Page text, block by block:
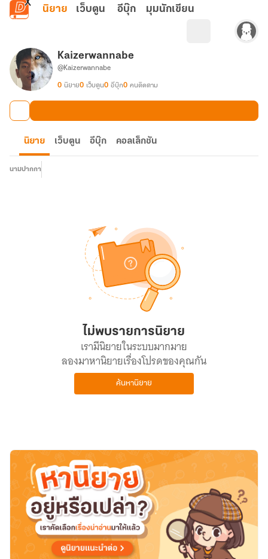
ข้ามไปยังเนื้อหาหลัก
นิยาย เว็บตูน อีบุ๊ก มุมนักเขียน
Kaizerwannabe
@Kaizerwannabe
0 นิยาย0 เว็บตูน0 อีบุ๊ก0 คนติดตาม
นิยาย เว็บตูน อีบุ๊ก คอลเล็กชัน
นามปากกา
ไม่พบรายการนิยาย
เรามีนิยายในระบบมากมาย
ลองมาหานิยายเรื่องโปรดของคุณกัน
ค้นหานิยาย